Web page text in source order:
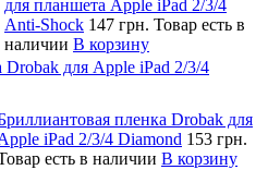
для планшета Apple iPad 2/3/4
Anti-Shock 147 грн. Товар есть в
наличии В корзину
Drobak для Apple iPad 2/3/4
пленка Drobak для
iPad 2/3/4 Diamond 153 грн.
есть в наличии В корзину